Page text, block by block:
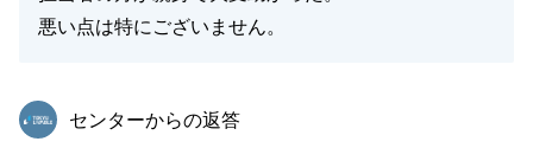
悪い点は特にございません。
東急リバブル
センターからの返答